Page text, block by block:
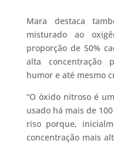
Mara destaca
misturado ao
proporção de 50%
alta concentração
humor e até mesmo
“O óxido nitroso é
usado há mais de
riso porque,
concentração mais